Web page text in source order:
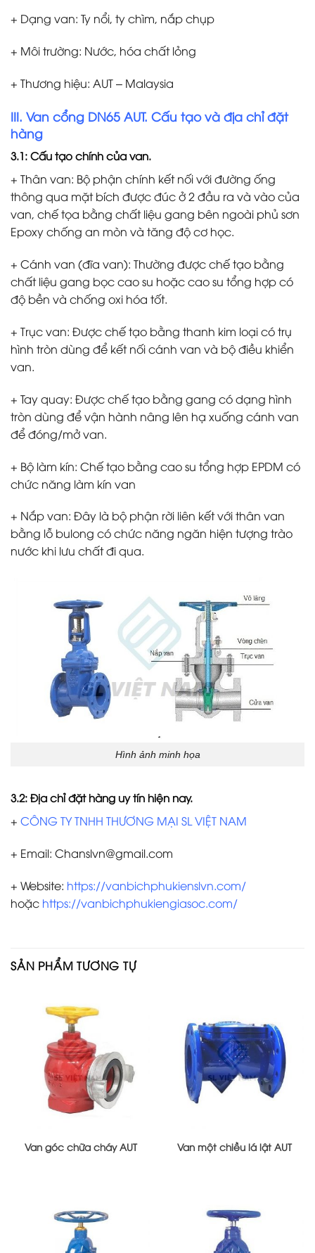
+ Dạng van: Ty nổi, ty chìm, nắp chụp
+ Môi trường: Nước, hóa chất lỏng
+ Thương hiệu: AUT – Malaysia
III. Van cổng DN65 AUT. Cấu tạo và địa chỉ đặt
hàng
3.1: Cấu tạo chính của van.
+ Thân van: Bộ phận chính kết nối với đường ống
thông qua mặt bích được đúc ở 2 đầu ra và vào của
van, chế tọa bằng chất liệu gang bên ngoài phủ sơn
Epoxy chống an mòn và tăng độ cơ học.
+ Cánh van (đĩa van): Thường được chế tạo bằng
chất liệu gang bọc cao su hoặc cao su tổng hợp có
độ bền và chống oxi hóa tốt.
+ Trục van: Được chế tạo bằng thanh kim loại có trụ
hình tròn dùng để kết nối cánh van và bộ điều khiển
van.
+ Tay quay: Được chế tạo bằng gang có dạng hình
tròn dùng để vận hành nâng lên hạ xuống cánh van
để đóng/mở van.
+ Bộ làm kín: Chế tạo bằng cao su tổng hợp EPDM có
chức năng làm kín van
+ Nắp van: Đây là bộ phận rời liên kết với thân van
bằng lỗ bulong có chức năng ngăn hiện tượng trào
nước khi lưu chất đi qua.
Hình ảnh minh họa
3.2: Địa chỉ đặt hàng uy tín hiện nay.
+ CÔNG TY TNHH THƯƠNG MẠI SL VIỆT NAM
+ Email: Chanslvn@gmail.com
+ Website: https://vanbichphukienslvn.com/
hoặc https://vanbichphukiengiasoc.com/
SẢN PHẨM TƯƠNG TỰ
Van góc chữa cháy AUT Van một chiều lá lật AUT